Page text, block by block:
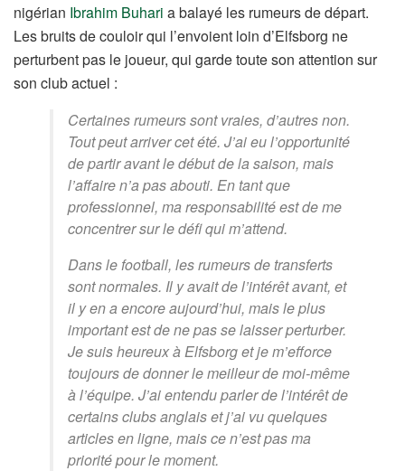
nigérian Ibrahim Buhari a balayé les rumeurs de départ.
Les bruits de couloir qui l’envoient loin d’Elfsborg ne
perturbent pas le joueur, qui garde toute son attention sur
son club actuel :
Certaines rumeurs sont vraies, d’autres non.
Tout peut arriver cet été. J’ai eu l’opportunité
de partir avant le début de la saison, mais
l’affaire n’a pas abouti. En tant que
professionnel, ma responsabilité est de me
concentrer sur le défi qui m’attend.
Dans le football, les rumeurs de transferts
sont normales. Il y avait de l’intérêt avant, et
il y en a encore aujourd’hui, mais le plus
important est de ne pas se laisser perturber.
Je suis heureux à Elfsborg et je m’efforce
toujours de donner le meilleur de moi-même
à l’équipe. J’ai entendu parler de l’intérêt de
certains clubs anglais et j’ai vu quelques
articles en ligne, mais ce n’est pas ma
priorité pour le moment.